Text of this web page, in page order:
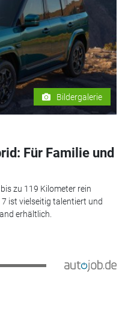
Bildergalerie
Für Familie und
zu 119 Kilometer rein
7 ist vielseitig talentiert und
erhältlich.